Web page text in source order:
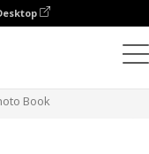
Book